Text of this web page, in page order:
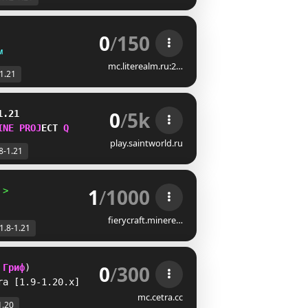
0/150
mc.literealm.ru:2…
NE PROJECT R 0/5k
play.saintworld.ru
1.21
>
1/1000
fierycraft.minere…
1.8-1.21
Гриф)
[1.9-1.20.x] 0/300
mc.cetra.cc